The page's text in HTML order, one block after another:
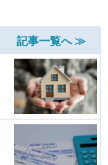
記事一覧へ ≫